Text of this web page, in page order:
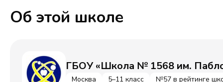
Об этой школе
ГБОУ «Школа № 1568 им.
Москва 5–11 класс №57 в рейтинге